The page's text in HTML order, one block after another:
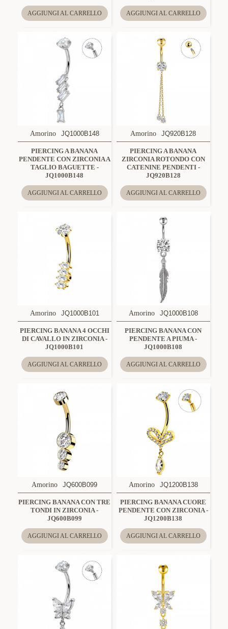
AGGIUNGI AL CARRELLO AGGIUNGI AL CARRELLO
Amorino JQ1000B148
PIERCING A BANANA
PENDENTE CON ZIRCONIA A
TAGLIO BAGUETTE -
JQ1000B148
AGGIUNGI AL CARRELLO
Amorino JQ920B128
PIERCING A BANANA
ZIRCONIA ROTONDO CON
CATENINE PENDENTI -
JQ920B128
AGGIUNGI AL CARRELLO
Amorino JQ1000B101
PIERCING BANANA 4 OCCHI
DI CAVALLO IN ZIRCONIA -
JQ1000B101
AGGIUNGI AL CARRELLO
Amorino JQ1000B108
PIERCING BANANA CON
PENDENTE A PIUMA -
JQ1000B108
AGGIUNGI AL CARRELLO
Amorino JQ600B099
PIERCING BANANA CON TRE
TONDI IN ZIRCONIA -
JQ600B099
AGGIUNGI AL CARRELLO
Amorino JQ1200B138
PIERCING BANANA CUORE
PENDENTE CON ZIRCONIA -
JQ1200B138
AGGIUNGI AL CARRELLO